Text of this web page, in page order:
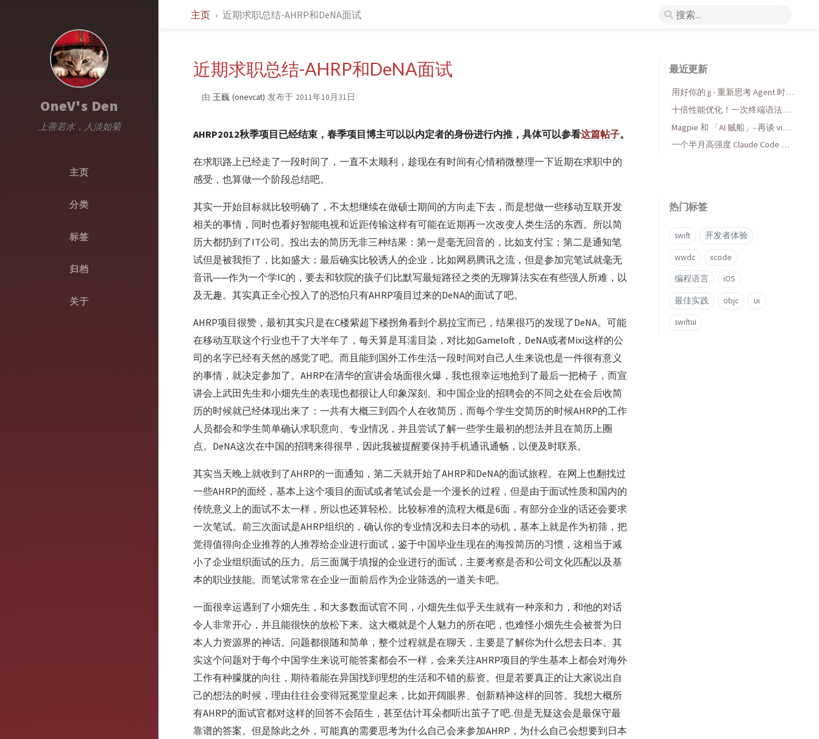
OneV's Den
上善若水，人淡如菊
主页
分类
标签
归档
关于
主页 近期求职总结-AHRP和DeNA面试
近期求职总结-AHRP和DeNA面试
由 王巍 (onevcat) 发布于 2011年10月31日
AHRP2012秋季项目已经结束，春季项目博主可以以内定者的身份进行内推，具体可以参看这篇帖子。
在求职路上已经走了一段时间了，一直不太顺利，趁现在有时间有心情稍微整理一下近期在求职中的
感受，也算做一个阶段总结吧。
其实一开始目标就比较明确了，不太想继续在做硕士期间的方向走下去，而是想做一些移动互联开发
相关的事情，同时也看好智能电视和近距传输这样有可能在近期再一次改变人类生活的东西。所以简
历大都扔到了IT公司。投出去的简历无非三种结果：第一是毫无回音的，比如支付宝；第二是通知笔
试但是被我拒了，比如盛大；最后确实比较诱人的企业，比如网易腾讯之流，但是参加完笔试就毫无
音讯——作为一个学IC的，要去和软院的孩子们比默写最短路径之类的无聊算法实在有些强人所难，以
及无趣。其实真正全心投入了的恐怕只有AHRP项目过来的DeNA的面试了吧。
AHRP项目很赞，最初其实只是在C楼紫超下楼拐角看到个易拉宝而已，结果很巧的发现了DeNA。可能
在移动互联这个行业也干了大半年了，每天算是耳濡目染，对比如Gameloft，DeNA或者Mixi这样的公
司的名字已经有天然的感觉了吧。而且能到国外工作生活一段时间对自己人生来说也是一件很有意义
的事情，就决定参加了。AHRP在清华的宣讲会场面很火爆，我也很幸运地抢到了最后一把椅子，而宣
讲会上武田先生和小畑先生的表现也都很让人印象深刻。和中国企业的招聘会的不同之处在会后收简
历的时候就已经体现出来了：一共有大概三到四个人在收简历，而每个学生交简历的时候AHRP的工作
人员都会和学生简单确认求职意向、专业情况，并且尝试了解一些学生最初的想法并且在简历上圈
点。DeNA这次在中国的招聘来得很早，因此我被提醒要保持手机通讯通畅，以便及时联系。
其实当天晚上就收到了AHRP的一面通知，第二天就开始了AHRP和DeNA的面试旅程。在网上也翻找过
一些AHRP的面经，基本上这个项目的面试或者笔试会是一个漫长的过程，但是由于面试性质和国内的
传统意义上的面试不太一样，所以也还算轻松。比较标准的流程大概是6面，有部分企业的话还会要求
一次笔试。前三次面试是AHRP组织的，确认你的专业情况和去日本的动机，基本上就是作为初筛，把
觉得值得向企业推荐的人推荐给企业进行面试，鉴于中国毕业生现在的海投简历的习惯，这相当于减
小了企业组织面试的压力。后三面属于填报的企业进行的面试，主要考察是否和公司文化匹配以及基
本的职业技能。而笔试常常在企业一面前后作为企业筛选的一道关卡吧。
一面很幸运遇到了小畑先生，和大多数面试官不同，小畑先生似乎天生就有一种亲和力，和他的对话
令人非常开心，并且能很快的放松下来。这大概就是个人魅力的所在吧，也难怪小畑先生会被誉为日
本人力资源界的神话。问题都很随和简单，整个过程就是在聊天，主要是了解你为什么想去日本。其
实这个问题对于每个中国学生来说可能答案都会不一样，会来关注AHRP项目的学生基本上都会对海外
工作有种朦胧的向往，期待着能在异国找到理想的生活和不错的薪资。但是若要真正的让大家说出自
己的想法的时候，理由往往会变得冠冕堂皇起来，比如开阔眼界、创新精神这样的回答。我想大概所
有AHRP的面试官都对这样的回答不会陌生，甚至估计耳朵都听出茧子了吧..但是无疑这会是最保守最
靠谱的答案。但是除此之外，可能真的需要思考为什么自己会来参加AHRP，为什么自己会想要到日本
最近更新
用好你的 jj - 重新思考 Agent 时代
的版本控制
十倍性能优化！一次终端语法高
亮库的 AI 折腾与收获
Magpie 和 「AI 贼船」- 再谈 vibe
coding，当代码变得廉价时...
一个半月高强度 Claude Code 使
热门标签
swift 开发者体验
wwdc xcode
编程语言 iOS
最佳实践 objc ui
swiftui